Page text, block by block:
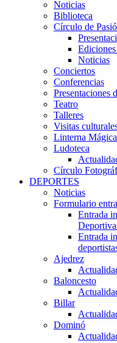
Noticias
Biblioteca
Círculo de
Noticias
Conciertos
Conferencias
Presentaciones
Teatro
Talleres
Visitas
Linterna Mágica
Ludoteca
Círculo
DEPORTES
Noticias
Formulario
Entrada
Entrada
Ajedrez
Baloncesto
Billar
Dominó